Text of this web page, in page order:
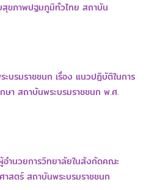
ขภาพปฐมภูมิทั่วไทย สถาบัน
ะบรมราชชนก เรื่อง แนวปฏิบัติในการ
า สถาบันพระบรมราชชนก พ.ศ.
อำนวยการวิทยาลัยในสังกัดคณะ
าสตร์ สถาบันพระบรมราชชนก